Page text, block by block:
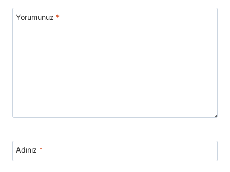
Yorumunuz *
Adınız *